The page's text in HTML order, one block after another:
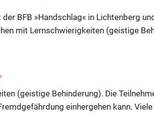
BFB »Handschlag« in Lichtenberg
mit Lernschwierigkeiten (geistige
(geistige Behinderung). Die
einhergehen kann.